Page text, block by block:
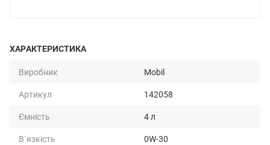
ХАРАКТЕРИСТИКА
Виробник
Mobil
Артикул
142058
Ємність
4 л
В`язкість
0W-30